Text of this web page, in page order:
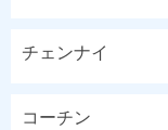
チェンナイ
コーチン